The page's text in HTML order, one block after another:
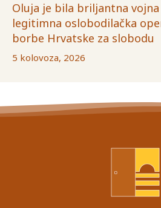
Oluja je bila briljantna
legitimna oslobodilačka
borbe Hrvatske za slobodu
5 kolovoza, 2026